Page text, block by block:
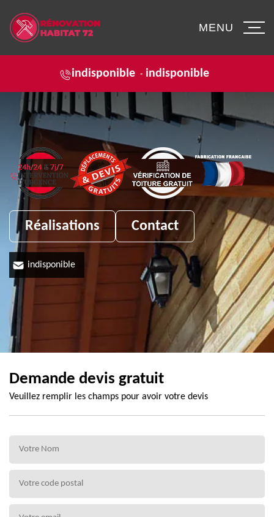
indisponible - indisponible
MENU
Réalisations Contact
indisponible
Demande devis gratuit
Veuillez remplir les champs pour avoir votre devis